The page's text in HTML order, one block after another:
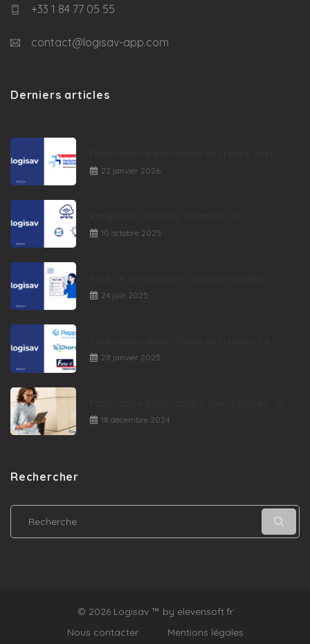
+33 1 84 77 05 55
contact@logisav-app.com
Derniers articles
22 janvier 2026
10 octobre 2025
24 juin 2025
28 janvier 2025
18 décembre 2024
Rechercher
© 2026 Logisav ™ by elevensoft.fr
Nous contacter
Mentions légales